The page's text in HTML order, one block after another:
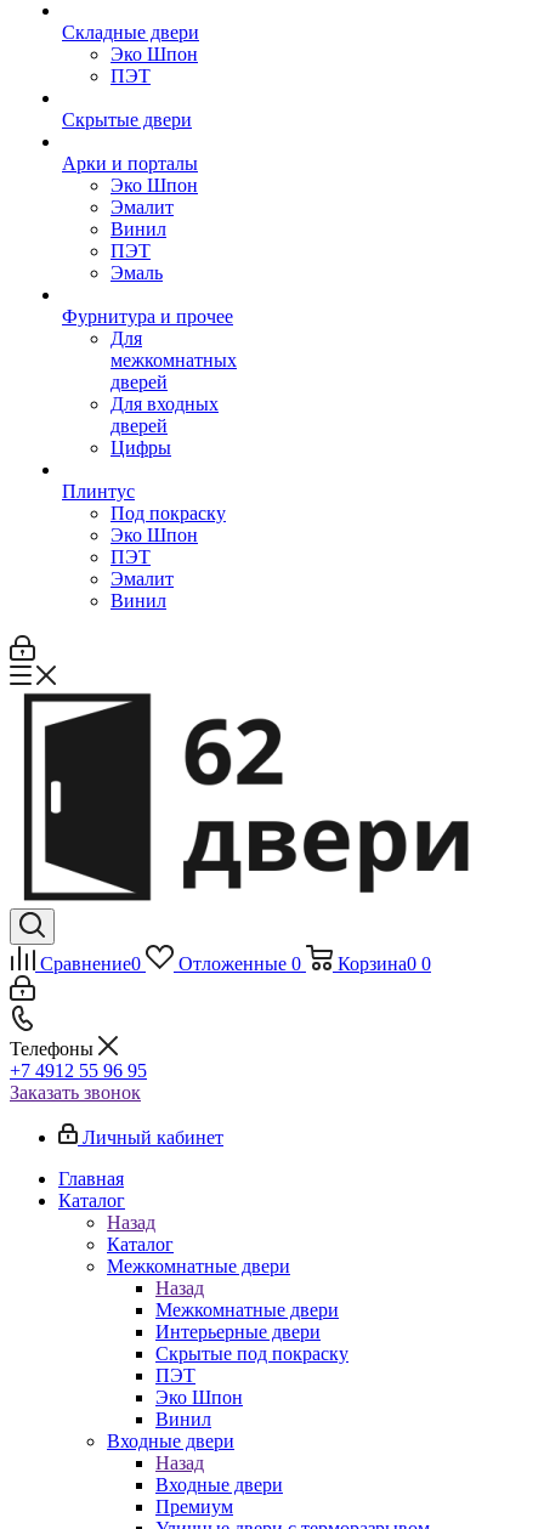
Складные двери
Эко Шпон
ПЭТ
Скрытые двери
Арки и порталы
Эко Шпон
Эмалит
Винил
ПЭТ
Эмаль
Фурнитура и прочее
Для
межкомнатных
дверей
Для входных
дверей
Цифры
Плинтус
Под покраску
Эко Шпон
ПЭТ
Эмалит
Винил
Сравнение0 Отложенные 0 Корзина0 0
Телефоны
+7 4912 55 96 95
Заказать звонок
Личный кабинет
Главная
Каталог
Назад
Каталог
Межкомнатные двери
Назад
Межкомнатные двери
Интерьерные двери
Скрытые под покраску
ПЭТ
Эко Шпон
Винил
Входные двери
Назад
Входные двери
Премиум